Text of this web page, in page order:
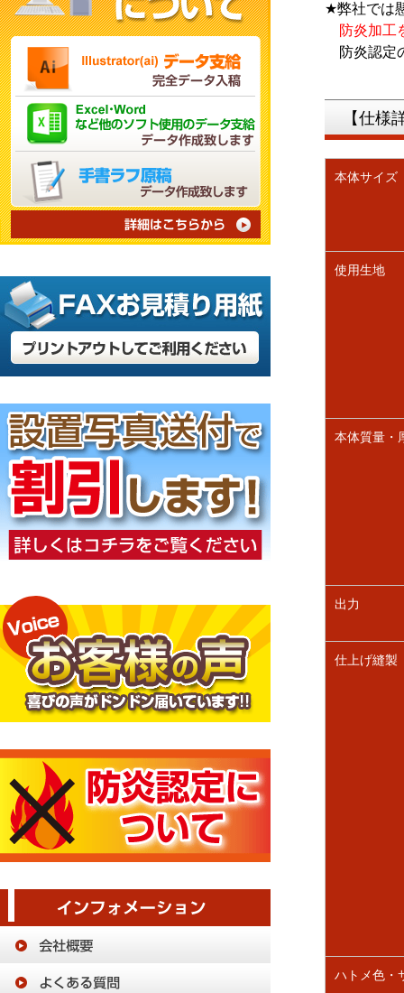
★弊社では
防炎加工
防炎認定
【仕様
本体サイズ
使用生地
本体質量・
出力
仕上げ縫製
ハトメ色・